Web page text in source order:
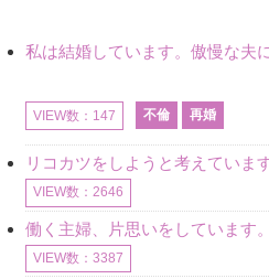
VIEW数：147 不倫 再婚
VIEW数：2646
VIEW数：3387